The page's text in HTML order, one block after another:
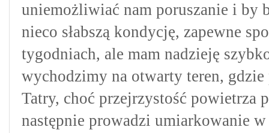
uniemożliwiać nam poruszanie i by
nieco słabszą kondycję, zapewne
tygodniach, ale mam nadzieję
wychodzimy na otwarty teren,
Tatry, choć przejrzystość powietrza
następnie prowadzi umiarkowanie